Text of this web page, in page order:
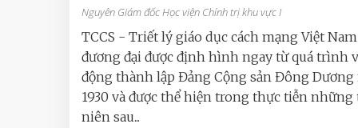
Nguyên Giám đốc Học viện Chính trị khu vực I
TCCS - Triết lý giáo dục cách mạng Việt Nam
đương đại được định hình ngay từ quá trình
động thành lập Đảng Cộng sản Đông Dương
1930 và được thể hiện trong thực tiễn những
niên sau...